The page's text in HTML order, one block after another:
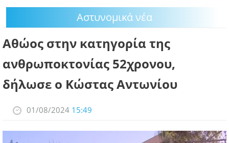
PODCAST
ΣΥΝΔΕΣΜΟΙ
ΠΕΡΙΣΣΟΤΕΡΑ
Aστυνομικά νέα
Αθώος στην κατηγορία της
ανθρωποκτονίας 52χρονου,
δήλωσε ο Κώστας Αντωνίου
01/08/2024 15:49